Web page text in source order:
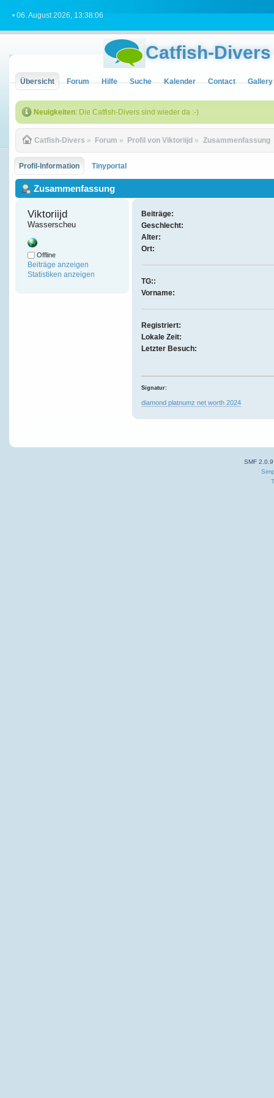
• 06. August 2026, 13:38:06
Catfish-Divers
Übersicht Forum Hilfe Suche Kalender Contact Gallery
Neuigkeiten: Die Catfish-Divers sind wieder da :-)
Catfish-Divers » Forum » Profil von Viktoriijd » Zusammenfassung
Profil-Information Tinyportal
Zusammenfassung
Viktoriijd
Wasserscheu
Offline
Beiträge anzeigen
Statistiken anzeigen
Beiträge:
Geschlecht:
Alter:
Ort:
TG::
Vorname:
Registriert:
Lokale Zeit:
Letzter Besuch:
Signatur:
diamond platnumz net worth 2024
SMF 2.0.9